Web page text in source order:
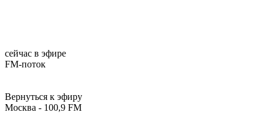
сейчас в эфире
FM-поток
Вернуться к эфиру
Москва - 100,9 FM